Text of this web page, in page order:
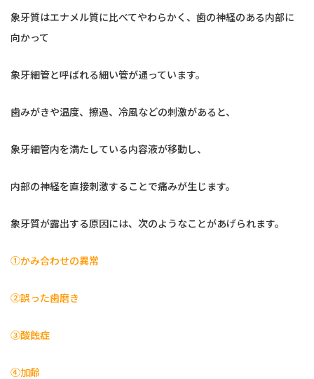
象牙質はエナメル質に比べてやわらかく、歯の神経のある内部に
向かって
象牙細管と呼ばれる細い管が通っています。
歯みがきや温度、擦過、冷風などの刺激があると、
象牙細管内を満たしている内容液が移動し、
内部の神経を直接刺激することで痛みが生じます。
象牙質が露出する原因には、次のようなことがあげられます。
①かみ合わせの異常
②誤った歯磨き
③酸蝕症
④加齢